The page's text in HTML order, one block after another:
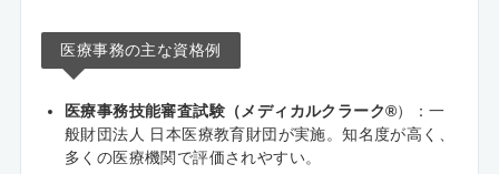
医療事務の主な資格例
医療事務技能審査試験（メディカルクラーク®）：一
般財団法人 日本医療教育財団が実施。知名度が高く、
多くの医療機関で評価されやすい。